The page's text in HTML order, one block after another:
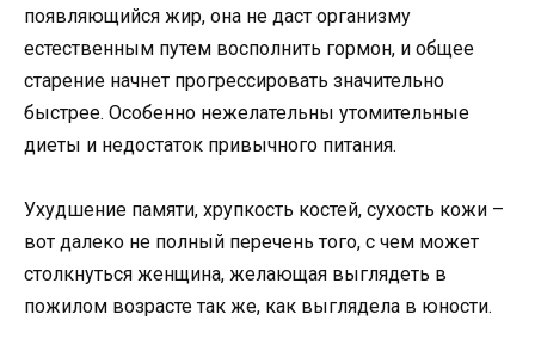
появляющийся жир, она не даст организму
естественным путем восполнить гормон, и общее
старение начнет прогрессировать значительно
быстрее. Особенно нежелательны утомительные
диеты и недостаток привычного питания.
Ухудшение памяти, хрупкость костей, сухость кожи –
вот далеко не полный перечень того, с чем может
столкнуться женщина, желающая выглядеть в
пожилом возрасте так же, как выглядела в юности.